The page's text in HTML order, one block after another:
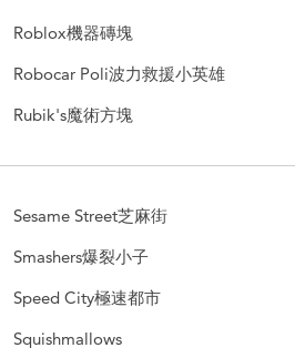
Roblox機器磚塊
Robocar Poli波力救援小英雄
Rubik's魔術方塊
Sesame Street芝麻街
Smashers爆裂小子
Speed City極速都市
Squishmallows